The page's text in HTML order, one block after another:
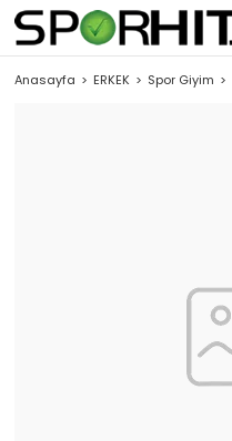
Anasayfa ERKEK Spor Giyim